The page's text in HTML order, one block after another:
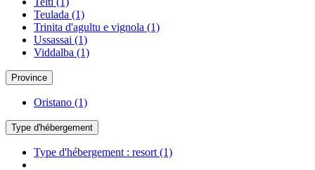
Teulada (1)
Trinita d'agultu e vignola (1)
Ussassai (1)
Viddalba (1)
Province
Oristano (1)
Type d'hébergement
Type d'hébergement : resort (1)